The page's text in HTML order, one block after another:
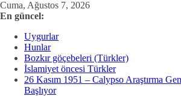
Skip
to
Cuma, Ağustos 7, 2026
En güncel:
Uygurlar
Hunlar
Bozkır göçebeleri (Türkler)
İslamiyet öncesi Türkler
26 Kasım 1951 – Calypso Araştırma
Başlıyor